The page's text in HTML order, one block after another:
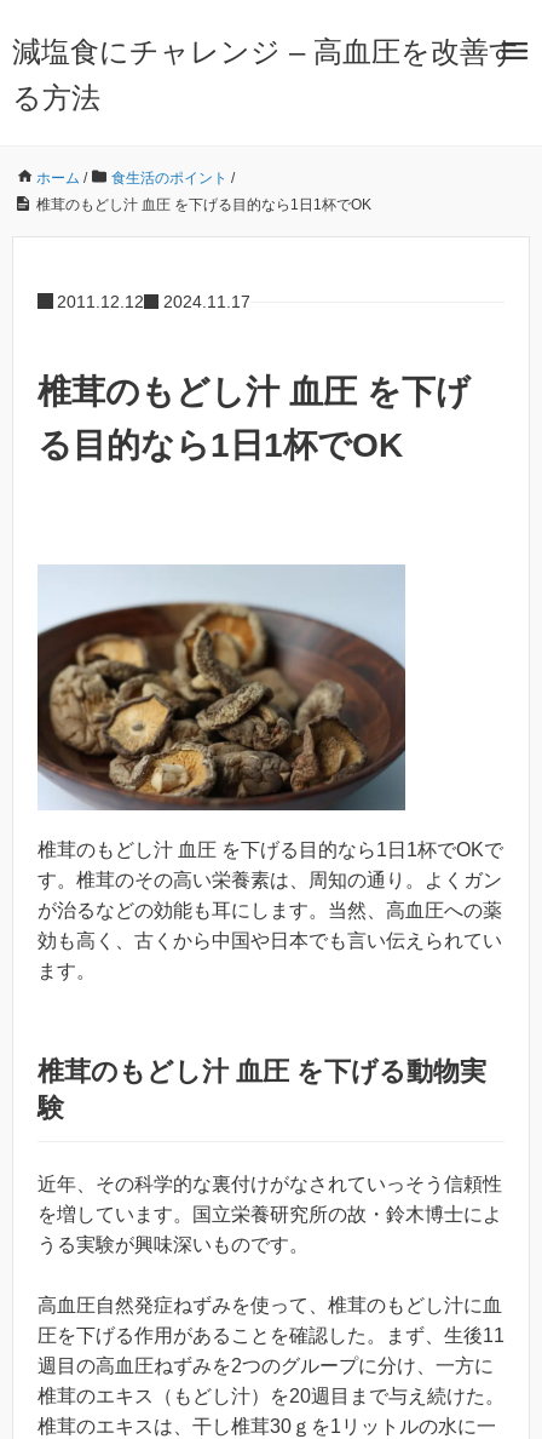
減塩食にチャレンジ – 高血圧を改善す
る方法
ホーム / 食生活のポイント /
椎茸のもどし汁 血圧 を下げる目的なら1日1杯でOK
2011.12.12 2024.11.17
椎茸のもどし汁 血圧 を下げ
る目的なら1日1杯でOK
椎茸のもどし汁 血圧 を下げる目的なら1日1杯でOKで
す。椎茸のその高い栄養素は、周知の通り。よくガン
が治るなどの効能も耳にします。当然、高血圧への薬
効も高く、古くから中国や日本でも言い伝えられてい
ます。
椎茸のもどし汁 血圧 を下げる動物実
験
近年、その科学的な裏付けがなされていっそう信頼性
を増しています。国立栄養研究所の故・鈴木博士によ
うる実験が興味深いものです。
高血圧自然発症ねずみを使って、椎茸のもどし汁に血
圧を下げる作用があることを確認した。まず、生後11
週目の高血圧ねずみを2つのグループに分け、一方に
椎茸のエキス（もどし汁）を20週目まで与え続けた。
椎茸のエキスは、干し椎茸30ｇを1リットルの水に一